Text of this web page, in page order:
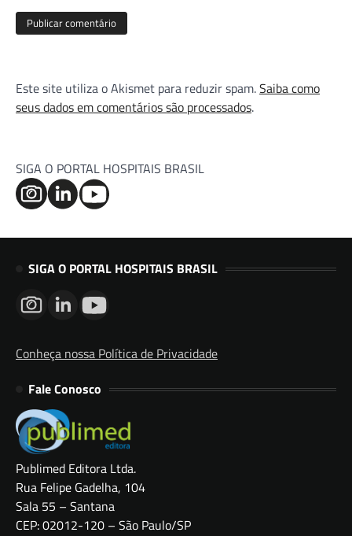
Este site utiliza o Akismet para reduzir spam.Saiba como
seus dados em comentários são processados.
SIGA O PORTAL HOSPITAIS BRASIL
SIGA O PORTAL HOSPITAIS BRASIL
Conheça nossa Política de Privacidade
Fale Conosco
Publimed Editora Ltda.
Rua Felipe Gadelha, 104
Sala 55 – Santana
CEP: 02012-120 – São Paulo/SP